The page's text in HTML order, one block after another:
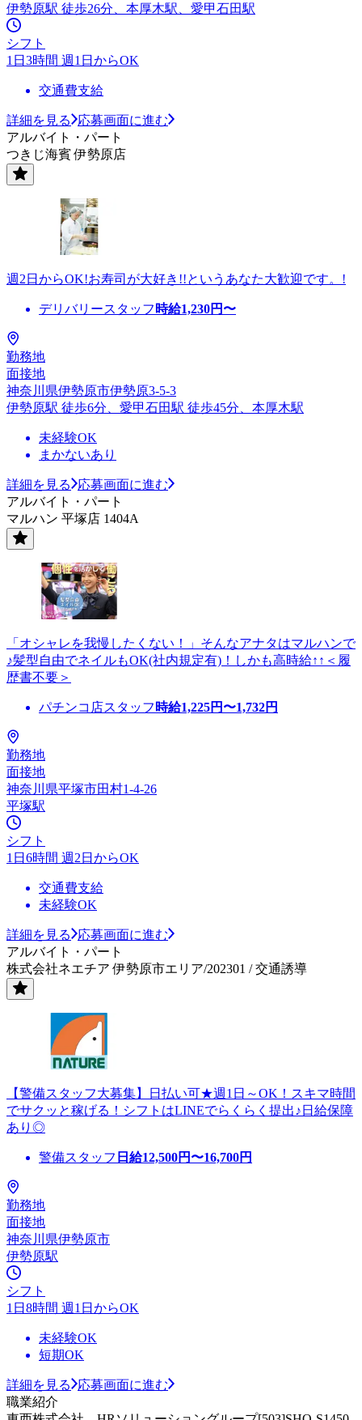
伊勢原駅 徒歩26分、本厚木駅、愛甲石田駅
シフト
1日3時間 週1日からOK
交通費支給
詳細を見る
応募画面に進む
アルバイト・パート
つきじ海賓 伊勢原店
週2日からOK!お寿司が大好き!!というあなた大歓迎です。!
デリバリースタッフ 時給1,230円〜
勤務地
面接地
神奈川県伊勢原市伊勢原3-5-3
伊勢原駅 徒歩6分、愛甲石田駅 徒歩45分、本厚木駅
未経験OK
まかないあり
詳細を見る
応募画面に進む
アルバイト・パート
マルハン 平塚店 1404A
「オシャレを我慢したくない！」そんなアナタはマルハンで
♪髪型自由でネイルもOK(社内規定有)！しかも高時給↑↑＜履
歴書不要＞
パチンコ店スタッフ 時給1,225円〜1,732円
勤務地
面接地
神奈川県平塚市田村1-4-26
平塚駅
シフト
1日6時間 週2日からOK
交通費支給
未経験OK
詳細を見る
応募画面に進む
アルバイト・パート
株式会社ネエチア 伊勢原市エリア/202301 / 交通誘導
【警備スタッフ大募集】日払い可★週1日～OK！スキマ時間
でサクッと稼げる！シフトはLINEでらくらく提出♪日給保障
あり◎
警備スタッフ 日給12,500円〜16,700円
勤務地
面接地
神奈川県伊勢原市
伊勢原駅
シフト
1日8時間 週1日からOK
未経験OK
短期OK
詳細を見る
応募画面に進む
職業紹介